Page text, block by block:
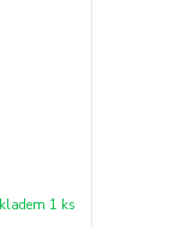
1 ks